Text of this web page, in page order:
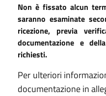
Non è fissato alcun
saranno esaminate
ricezione, previa
documentazione e
richiesti.
Per ulteriori
documentazione in